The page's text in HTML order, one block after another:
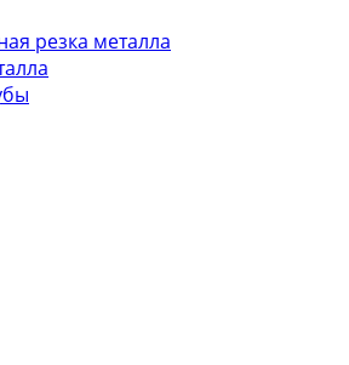
резка металла